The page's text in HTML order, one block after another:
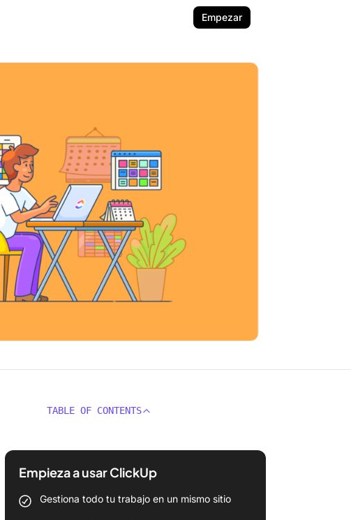
Empezar
TABLE OF CONTENTS
Empieza a usar ClickUp
Gestiona todo tu trabajo en un mismo sitio